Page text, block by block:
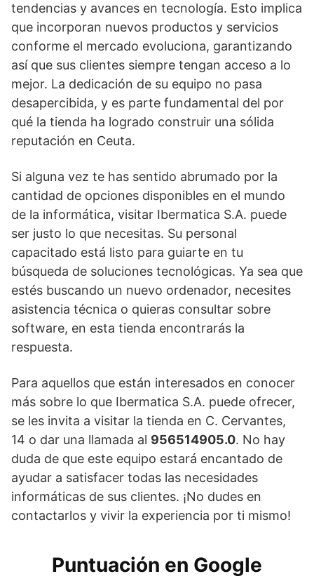
tendencias y avances en tecnología. Esto implica
que incorporan nuevos productos y servicios
conforme el mercado evoluciona, garantizando
así que sus clientes siempre tengan acceso a lo
mejor. La dedicación de su equipo no pasa
desapercibida, y es parte fundamental del por
qué la tienda ha logrado construir una sólida
reputación en Ceuta.
Si alguna vez te has sentido abrumado por la
cantidad de opciones disponibles en el mundo
de la informática, visitar Ibermatica S.A. puede
ser justo lo que necesitas. Su personal
capacitado está listo para guiarte en tu
búsqueda de soluciones tecnológicas. Ya sea que
estés buscando un nuevo ordenador, necesites
asistencia técnica o quieras consultar sobre
software, en esta tienda encontrarás la
respuesta.
Para aquellos que están interesados en conocer
más sobre lo que Ibermatica S.A. puede ofrecer,
se les invita a visitar la tienda en C. Cervantes,
14 o dar una llamada al 956514905.0. No hay
duda de que este equipo estará encantado de
ayudar a satisfacer todas las necesidades
informáticas de sus clientes. ¡No dudes en
contactarlos y vivir la experiencia por ti mismo!
Puntuación en Google